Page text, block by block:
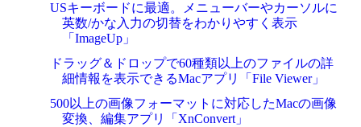
USキーボードに最適。メニューバーやカーソルに
英数/かな入力の切替をわかりやすく表示
「ImageUp」
ドラッグ＆ドロップで60種類以上のファイルの詳
細情報を表示できるMacアプリ「File Viewer」
500以上の画像フォーマットに対応したMacの画像
変換、編集アプリ「XnConvert」